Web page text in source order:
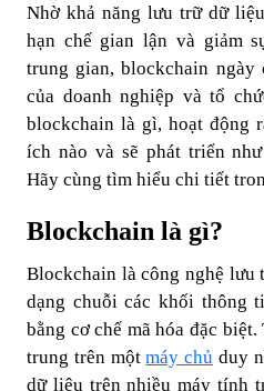
Nhờ khả năng lưu trữ dữ
hạn chế gian lận và giảm
trung gian, blockchain ngày
của doanh nghiệp và tổ
blockchain là gì, hoạt động
ích nào và sẽ phát triển
Hãy cùng tìm hiểu chi tiết
Blockchain là gì?
Blockchain là công nghệ lưu
dạng chuỗi các khối thông
bằng cơ chế mã hóa đặc
trung trên mộtmáy chủ duy
dữ liệu trên nhiều máy tính